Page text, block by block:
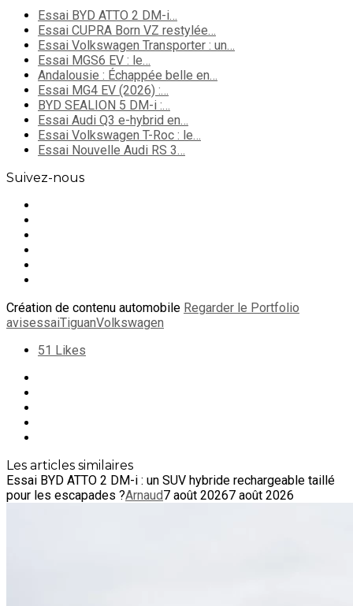
Essai BYD ATTO 2 DM-i…
Essai CUPRA Born VZ restylée…
Essai Volkswagen Transporter : un…
Essai MGS6 EV : le…
Andalousie : Échappée belle en…
Essai MG4 EV (2026) :…
BYD SEALION 5 DM-i :…
Essai Audi Q3 e-hybrid en…
Essai Volkswagen T-Roc : le…
Essai Nouvelle Audi RS 3…
Suivez-nous
Création de contenu automobile Regarder le Portfolio
avisessaiTiguanVolkswagen
51 Likes
Les articles similaires
Essai BYD ATTO 2 DM-i : un SUV hybride rechargeable taillé
pour les escapades ?Arnaud7 août 20267 août 2026